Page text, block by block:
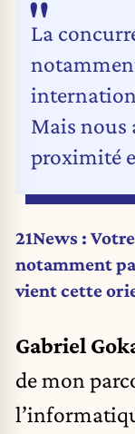
La
Mais nous
proximité
21News :
notamment
vient cette
Gabriel
de mon